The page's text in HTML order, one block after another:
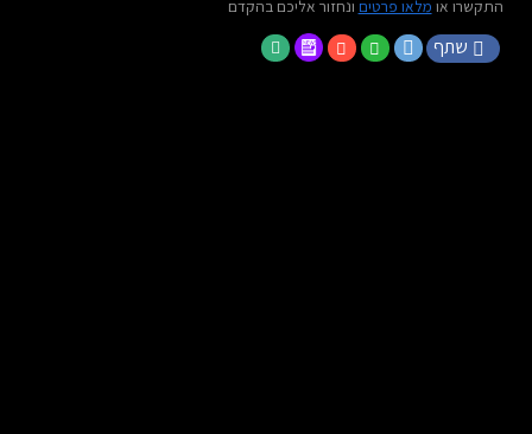
התקשרו או מלאו פרטים ונחזור אליכם בהקדם
שתף